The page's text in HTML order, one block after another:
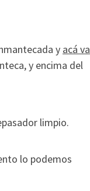
y acá va
y encima del
limpio.
lo podemos